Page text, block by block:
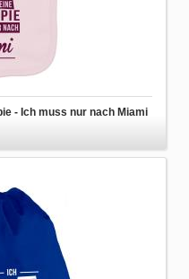
- Ich muss nur nach Miami